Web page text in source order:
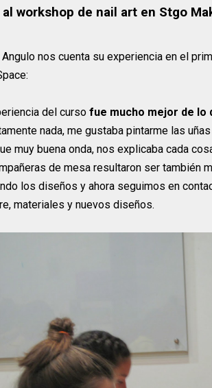
al workshop de nail art en Stgo
nos cuenta su experiencia en el
del curso fue mucho mejor de lo
nada, me gustaba pintarme las
muy buena onda, nos explicaba cada
de mesa resultaron ser también
los diseños y ahora seguimos en
materiales y nuevos diseños.